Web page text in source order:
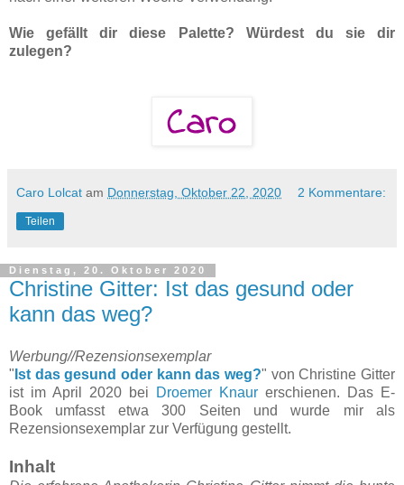
Wie gefällt dir diese Palette? Würdest du sie dir
zulegen?
Caro Lolcat am Donnerstag, Oktober 22, 2020 2 Kommentare:
Teilen
Dienstag, 20. Oktober 2020
Christine Gitter: Ist das gesund oder
kann das weg?
Werbung//Rezensionsexemplar
" Ist das gesund oder kann das weg?" von Christine Gitter
ist im April 2020 bei
Droemer Knaur erschienen. Das E-
Book umfasst etwa 300 Seiten und wurde mir als
Rezensionsexemplar zur Verfügung gestellt.
Inhalt